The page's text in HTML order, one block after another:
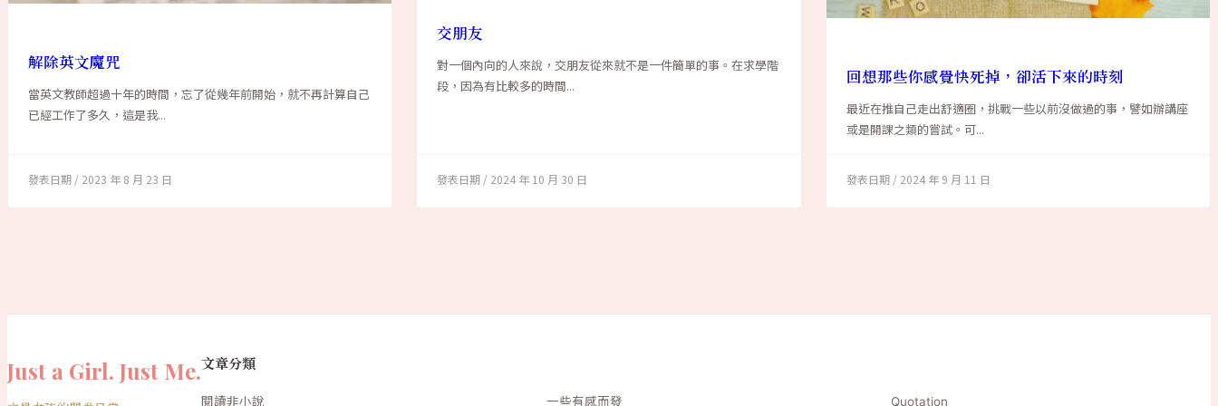
解除英文魔咒
當英文教師超過十年的時間，忘了從幾年前開始，就不再計算自己
已經工作了多久，這是我...
2023 年 8 月 23 日
交朋友
對一個內向的人來說，交朋友從來就不是一件簡單的事。在求學階
段，因為有比較多的時間...
2024 年 10 月 30 日
回想那些你感覺快死掉，卻活下來的時刻
最近在推自己走出舒適圈，挑戰一些以前沒做過的事，譬如辦講座
或是開課之類的嘗試。可...
2024 年 9 月 11 日
Just a Girl. Just Me.文章分類
閱讀非小說 一些有感而發 Quotation